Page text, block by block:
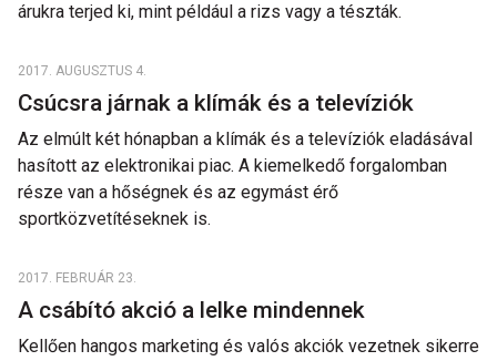
árukra terjed ki, mint például a rizs vagy a tészták.
2017. AUGUSZTUS 4.
Csúcsra járnak a klímák és a televíziók
Az elmúlt két hónapban a klímák és a televíziók eladásával
hasított az elektronikai piac. A kiemelkedő forgalomban
része van a hőségnek és az egymást érő
sportközvetítéseknek is.
2017. FEBRUÁR 23.
A csábító akció a lelke mindennek
Kellően hangos marketing és valós akciók vezetnek sikerre